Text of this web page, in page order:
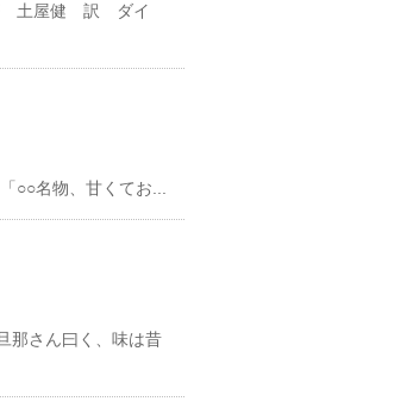
著 土屋健 訳 ダイ
○○名物、甘くてお...
那さん曰く、味は昔